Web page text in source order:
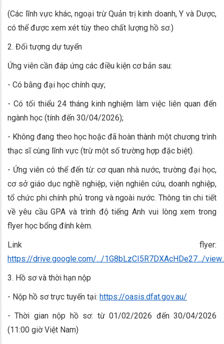
(Các lĩnh vực khác, ngoại trừ Quản trị kinh doanh, Y và Dược,
có thể được xem xét tùy theo chất lượng hồ sơ.)
2. Đối tượng dự tuyển
Ứng viên cần đáp ứng các điều kiện cơ bản sau:
- Có bằng đại học chính quy;
- Có tối thiểu 24 tháng kinh nghiệm làm việc liên quan đến
ngành học (tính đến 30/04/2026);
- Không đang theo học hoặc đã hoàn thành một chương trình
thạc sĩ cùng lĩnh vực (trừ một số trường hợp đặc biệt).
- Ứng viên có thể đến từ: cơ quan nhà nước, trường đại học,
cơ sở giáo dục nghề nghiệp, viện nghiên cứu, doanh nghiệp,
tổ chức phi chính phủ trong và ngoài nước. Thông tin chi tiết
về yêu cầu GPA và trình độ tiếng Anh vui lòng xem trong
flyer học bổng đính kèm.
Link flyer:
https://drive.google.com/.../1G8bLzCI5R7DXAcHDe27.../
3. Hồ sơ và thời hạn nộp
- Nộp hồ sơ trực tuyến tại: https://oasis.dfat.gov.au/
- Thời gian nộp hồ sơ: từ 01/02/2026 đến 30/04/2026
(11:00 giờ Việt Nam)